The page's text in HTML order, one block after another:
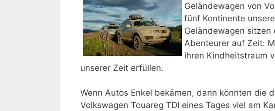
Geländewagen von
fünf Kontinente
Geländewagen sitzen
Abenteurer auf Zeit:
ihren Kindheitstraum
unserer Zeit erfüllen.
Wenn Autos Enkel bekämen, dann könnten die
Volkswagen Touareg TDI eines Tages viel am